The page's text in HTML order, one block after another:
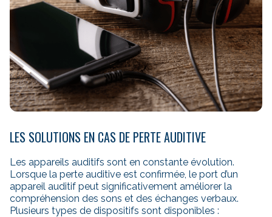
LES SOLUTIONS EN CAS DE PERTE AUDITIVE
Les appareils auditifs sont en constante évolution.
Lorsque la perte auditive est confirmée, le port d’un
appareil auditif peut significativement améliorer la
compréhension des sons et des échanges verbaux.
Plusieurs types de dispositifs sont disponibles :